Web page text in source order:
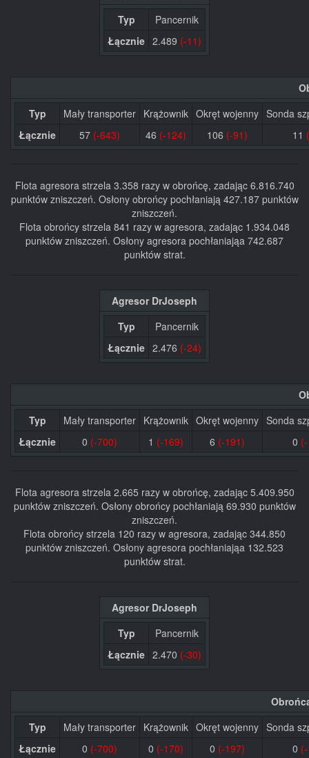
Typ
Pancernik
Łącznie 2.489 (-11)
Typ
Mały transporter Krążownik Okręt wojenny Sonda
Łącznie
57 (-643) 46 (-124) 106 (-91) 11
Flota agresora strzela 3.358 razy w obrońcę, zadając 6.816.740
punktów zniszczeń. Osłony obrońcy pochłaniają 427.187 punktów
zniszczeń.
Flota obrońcy strzela 841 razy w agresora, zadając 1.934.048
punktów zniszczeń. Osłony agresora pochłaniająa 742.687
punktów strat.
Agresor DrJoseph
Typ
Pancernik
Łącznie 2.476 (-24)
Typ
Mały transporter Krążownik Okręt wojenny Sonda
Łącznie
0 (-700) 1 (-169) 6 (-191) 0
Flota agresora strzela 2.665 razy w obrońcę, zadając 5.409.950
punktów zniszczeń. Osłony obrońcy pochłaniają 69.930 punktów
zniszczeń.
Flota obrońcy strzela 120 razy w agresora, zadając 344.850
punktów zniszczeń. Osłony agresora pochłaniająa 132.523
punktów strat.
Agresor DrJoseph
Typ
Pancernik
Łącznie 2.470 (-30)
Typ
Mały transporter Krążownik Okręt wojenny Sonda
Łącznie
0 (-700) 0 (-170) 0 (-197) 0